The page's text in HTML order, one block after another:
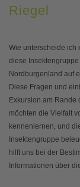
Riegel
Wie unterscheide ich
diese
Nordburgenland auf
Diese Fragen und
Exkursion am Rande
möchten die Vielfalt
kennenlernen, und
Insektengruppe
hilft uns bei der
Informationen über